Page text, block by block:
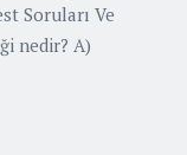
Soruları Ve
nedir? A)